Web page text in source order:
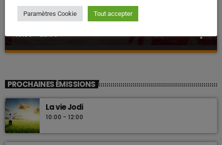
ZOUK NOSTALGIE
Nostalgie retro
19:00 - 22:00 more_vert
Les plus beaux Zouk des années 80
PROCHAINES ÉMISSIONS
La vie Jodi
10:00 - 12:00
Paramètres Cookie Tout accepter